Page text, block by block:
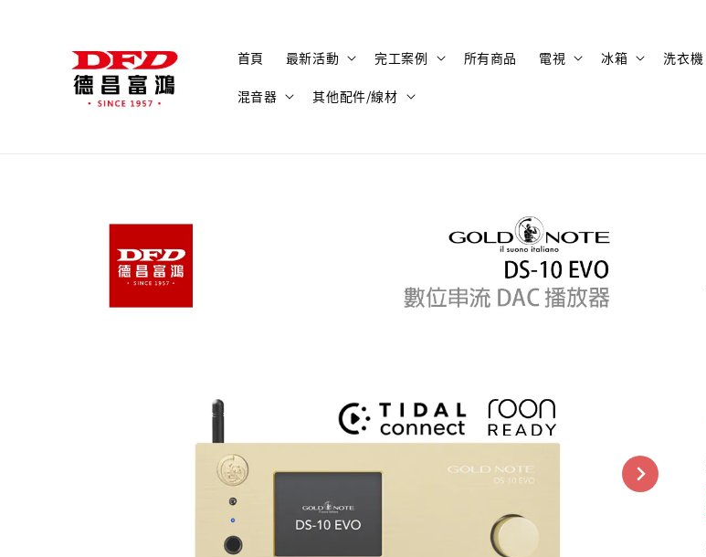
首頁 最新活動 完工案例 所有商品 電視 冰箱 洗衣機
混音器 其他配件/線材